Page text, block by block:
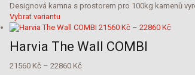
10960 Kč
Designová kamna s prostorem pro 100kg kamenů
Vybrat variantu
produkt
více
Možnosti
21560 Kč – 22860 KčRozpětí
Harvia The Wall COMBI
21560 Kč – 22860 KčRozpětí